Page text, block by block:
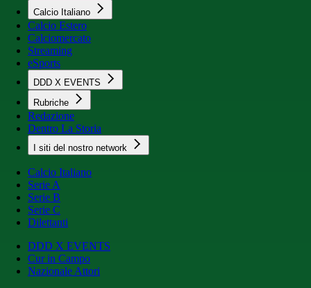
Calcio Italiano
Calcio Estero
Calciomercato
Streaming
eSports
DDD X EVENTS
Rubriche
Redazione
Dentro La Storia
I siti del nostro network
Calcio Italiano
Serie A
Serie B
Serie C
Dilettanti
DDD X EVENTS
Cur in Campo
Nazionale Attori